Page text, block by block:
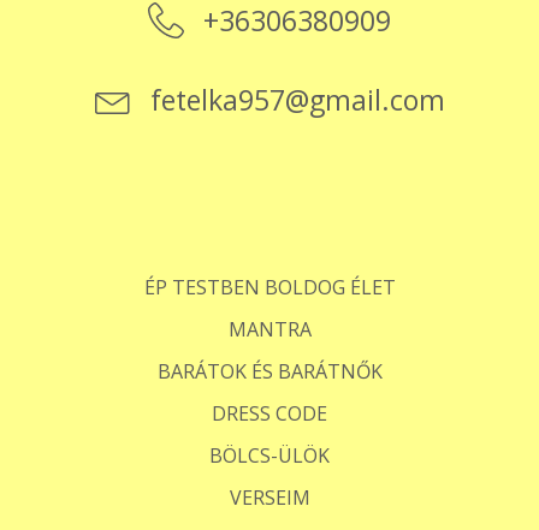
+36306380909
fetelka957@gmail.com
ÉP TESTBEN BOLDOG ÉLET
MANTRA
BARÁTOK ÉS BARÁTNŐK
DRESS CODE
BÖLCS-ÜLÖK
VERSEIM